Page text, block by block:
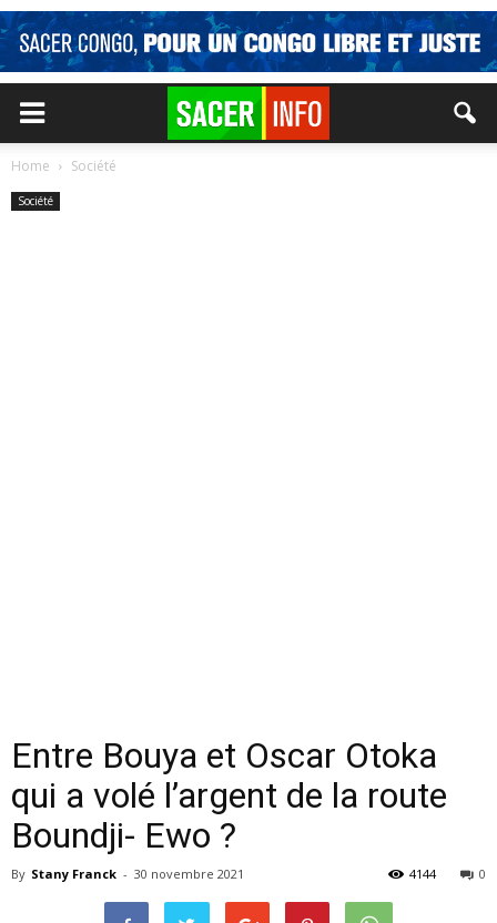
Home Société
Société
Entre Bouya et Oscar Otoka
qui a volé l’argent de la route
Boundji- Ewo ?
By Stany Franck - 30 novembre 2021 0
4144